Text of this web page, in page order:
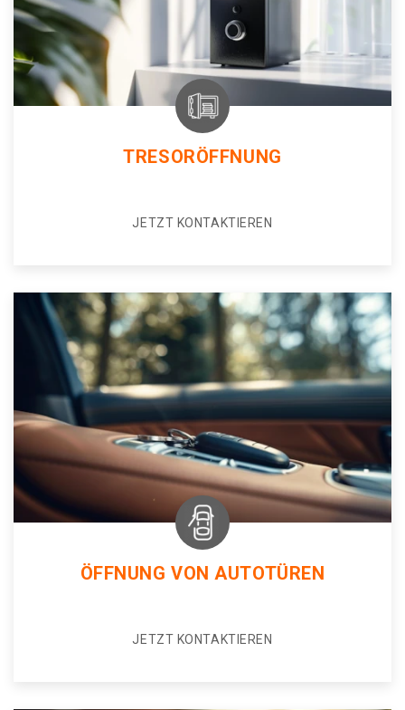
TRESORÖFFNUNG
JETZT KONTAKTIEREN
ÖFFNUNG VON AUTOTÜREN
JETZT KONTAKTIEREN